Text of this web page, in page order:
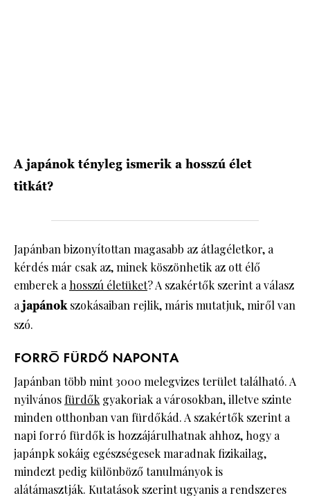
A japánok tényleg ismerik a hosszú élet
titkát?
Japánban bizonyítottan magasabb az átlagéletkor, a
kérdés már csak az, minek köszönhetik az ott élő
emberek ahosszú életüket? A szakértők szerint a válasz
ajapánokszokásaiban rejlik, máris mutatjuk, miről van
szó.
FORRÓ FÜRDŐ NAPONTA
Japánban több mint 3000 melegvizes terület található. A
nyilvános fürdők gyakoriak a városokban, illetve szinte
minden otthonban van fürdőkád. A szakértők szerint a
napi forró fürdők is hozzájárulhatnak ahhoz, hogy a
japánpk sokáig egészségesek maradnak fizikailag,
mindezt pedig különböző tanulmányok is
alátámasztják. Kutatások szerint ugyanis a rendszeres